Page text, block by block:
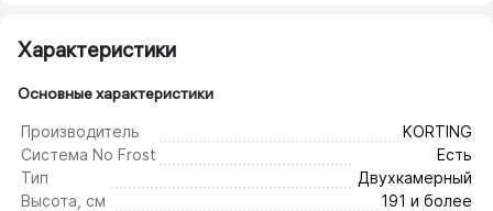
Характеристики
Основные характеристики
Производитель
KORTING
Система No Frost
Есть
Тип
Двухкамерный
Высота, см
191 и более